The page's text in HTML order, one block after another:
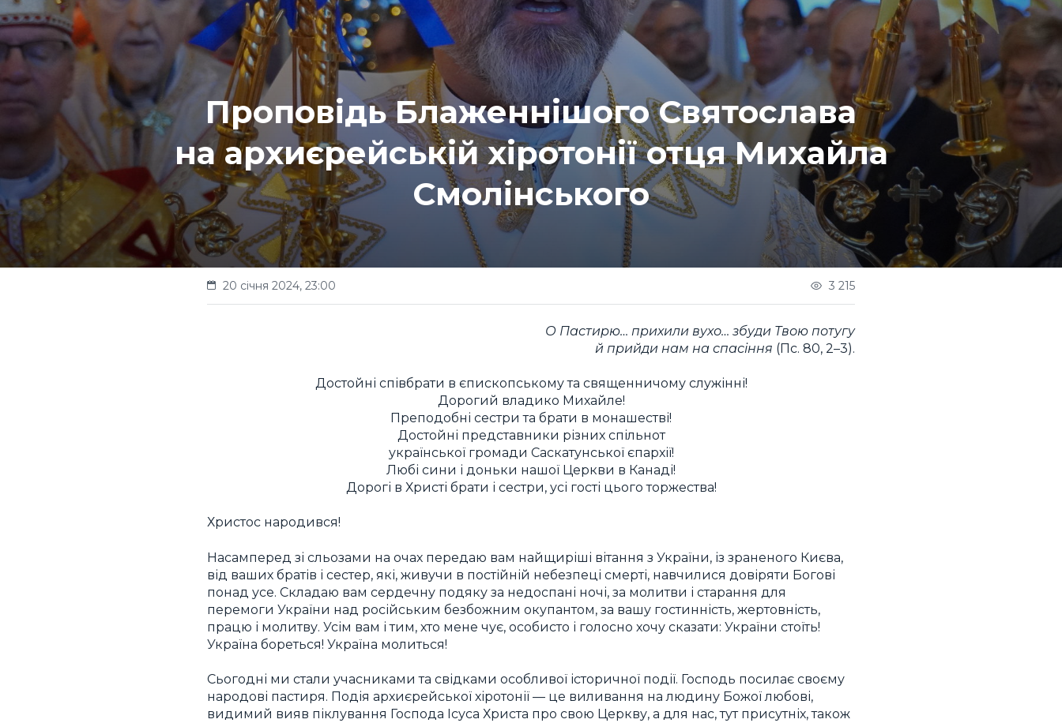
Проповідь Блаженнішого Святослава
на архиєрейській хіротонії отця Михайла
Смолінського
20 січня 2024, 23:00 3 215
О Пастирю… прихили вухо… збуди Твою потугу
й прийди нам на спасіння (Пс. 80, 2–3).
Достойні співбрати в єпископському та священничому служінні!
Дорогий владико Михайле!
Преподобні сестри та брати в монашестві!
Достойні представники різних спільнот
української громади Саскатунської єпархії!
Любі сини і доньки нашої Церкви в Канаді!
Дорогі в Христі брати і сестри, усі гості цього торжества!
Христос народився!
Насамперед зі сльозами на очах передаю вам найщиріші вітання з України, із зраненого Києва,
від ваших братів і сестер, які, живучи в постійній небезпеці смерті, навчилися довіряти Богові
понад усе. Складаю вам сердечну подяку за недоспані ночі, за молитви і старання для
перемоги України над російським безбожним окупантом, за вашу гостинність, жертовність,
працю і молитву. Усім вам і тим, хто мене чує, особисто і голосно хочу сказати: України стоїть!
Україна бореться! Україна молиться!
Сьогодні ми стали учасниками та свідками особливої історичної події. Господь посилає своєму
народові пастиря. Подія архиєрейської хіротонії — це виливання на людину Божої любові,
видимий вияв піклування Господа Ісуса Христа про свою Церкву, а для нас, тут присутніх, також